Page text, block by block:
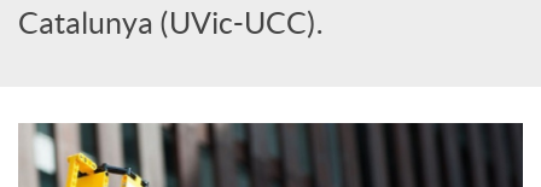
o
c
Catalunya (UVic-UCC).